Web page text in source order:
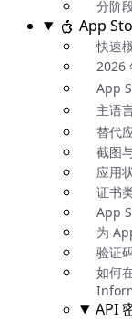
分阶
App
快速
2026
App
主语
替代
截图
应用
证书
App
为
验证
如何
API